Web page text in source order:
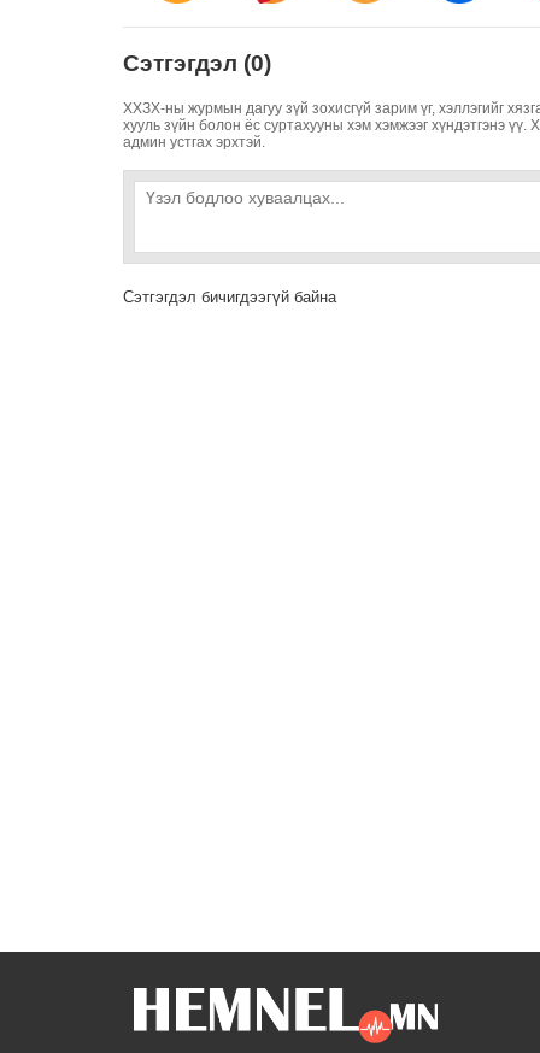
Сэтгэгдэл (0)
ХХЗХ-ны журмын дагуу зүй зохисгүй зарим үг, хэллэгийг
хууль зүйн болон ёс суртахууны хэм хэмжээг хүндэтгэнэ үү.
админ устгах эрхтэй.
Сэтгэгдэл бичигдээгүй байна